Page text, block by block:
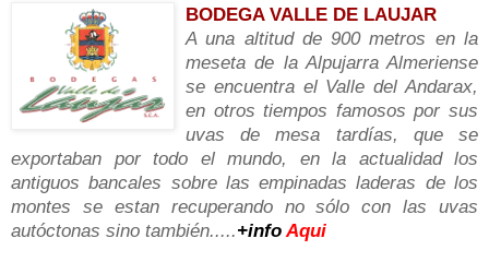
BODEGA VALLE DE LAUJAR
A una altitud de 900 metros en la
meseta de la Alpujarra Almeriense
se encuentra el Valle del Andarax,
en otros tiempos famosos por sus
uvas de mesa tardías, que se
exportaban por todo el mundo, en la actualidad los
antiguos bancales sobre las empinadas laderas de los
montes se estan recuperando no sólo con las uvas
autóctonas sino también.....+info Aqui